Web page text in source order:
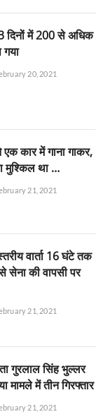
दिनों में 200 से अधिक
गया
20, 2021
एक कार में गाना गाकर,
मुश्किल था …
21, 2021
वार्ता 16 घंटे तक
सेना की वापसी पर
21, 2021
गुरलाल सिंह भुल्लर
मामले में तीन गिरफ्तार
21, 2021